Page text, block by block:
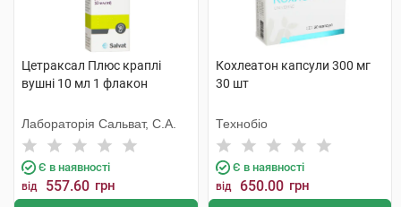
Цетраксал Плюс краплі
вушні 10 мл 1 флакон
Лабораторія Сальват, С.А.
Є в наявності
від 557.60 грн
Кохлеатон капсули 300 мг
30 шт
Технобіо
Є в наявності
від 650.00 грн